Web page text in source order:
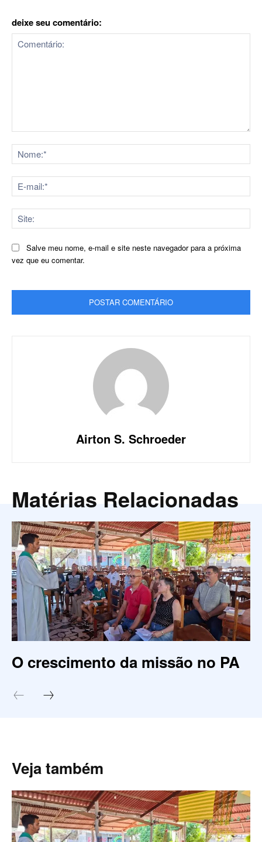
deixe seu comentário:
Salve meu nome, e-mail e site neste navegador para a próxima
vez que eu comentar.
Airton S. Schroeder
Matérias Relacionadas
O crescimento da missão no PA
Veja também